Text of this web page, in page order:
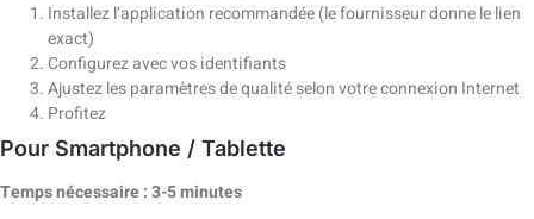
Installez l’application recommandée (le fournisseur donne le lien
exact)
Configurez avec vos identifiants
Ajustez les paramètres de qualité selon votre connexion Internet
Profitez
Pour Smartphone / Tablette
Temps nécessaire : 3-5 minutes